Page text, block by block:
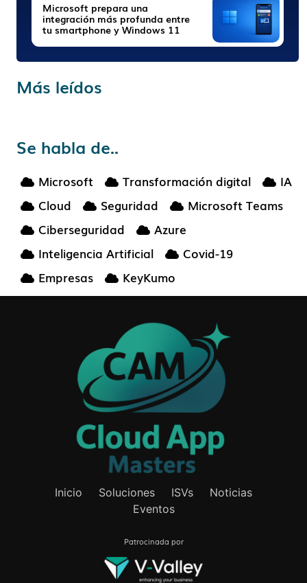
Microsoft prepara una
integración más profunda entre
tu smartphone y Windows 11
Más leídos
Se habla de..
Microsoft Transformación digital
IA
Cloud
Seguridad
Microsoft Teams
Ciberseguridad
Azure
Inteligencia Artificial
Covid-19
Empresas
KeyKumo
Inicio Soluciones ISVs
Noticias
Eventos
Patrocinada por